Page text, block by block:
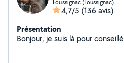
Foussignac (Foussignac)
4,7/5 (136 avis)
Présentation
Bonjour, je suis là pour